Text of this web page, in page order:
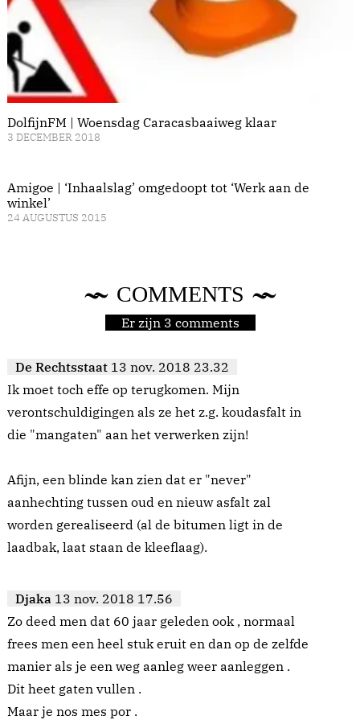
DolfijnFM | Woensdag Caracasbaaiweg klaar
3 DECEMBER 2018
Amigoe | ‘Inhaalslag’ omgedoopt tot ‘Werk aan de
winkel’
24 AUGUSTUS 2015
COMMENTS
Er zijn 3 comments
De Rechtsstaat 13 nov. 2018 23.32
Ik moet toch effe op terugkomen. Mijn
verontschuldigingen als ze het z.g. koudasfalt in
die "mangaten" aan het verwerken zijn!
Afijn, een blinde kan zien dat er "never"
aanhechting tussen oud en nieuw asfalt zal
worden gerealiseerd (al de bitumen ligt in de
laadbak, laat staan de kleeflaag).
Djaka 13 nov. 2018 17.56
Zo deed men dat 60 jaar geleden ook , normaal
frees men een heel stuk eruit en dan op de zelfde
manier als je een weg aanleg weer aanleggen .
Dit heet gaten vullen .
Maar je nos mes por .